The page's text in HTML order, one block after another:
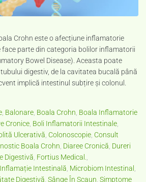
Crohn este o afecțiune inflamatorie
parte din categoria bolilor inflamatorii
Bowel Disease). Aceasta poate
digestiv, de la cavitatea bucală până
implică intestinul subțire și colonul.
Balonare Boala Crohn Boala Inflamatorie
Cronice Boli Inflamatorii Intestinale
Ulcerativă Colonoscopie Consult
Boala Crohn Diaree Cronică Dureri
Digestivă Fortius Medical.
Inflamație Intestinală Microbiom Intestinal
Digestivă Sânge În Scaun Simptome